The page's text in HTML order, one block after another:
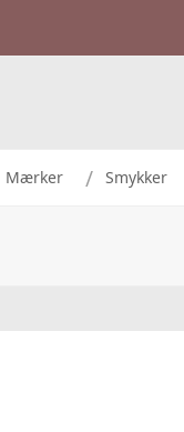
Mærker Smykker